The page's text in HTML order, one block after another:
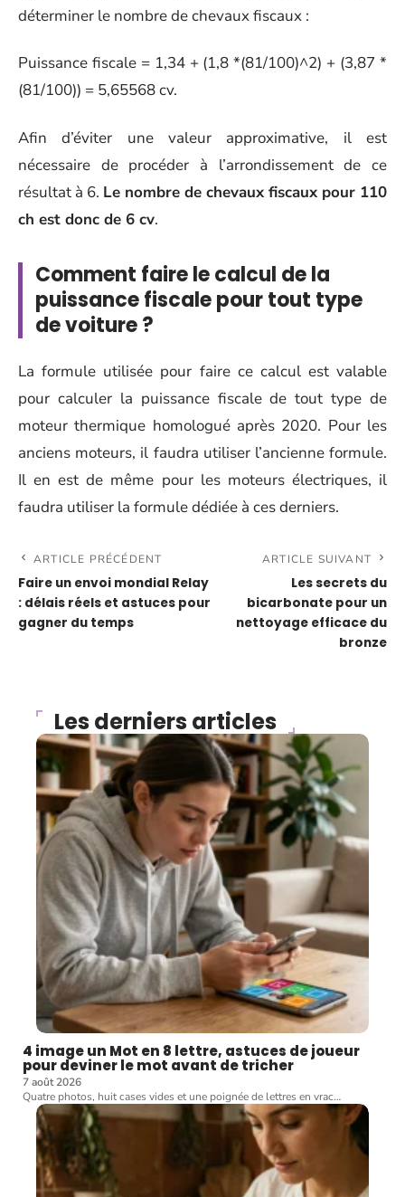
déterminer le nombre de chevaux fiscaux :
Puissance fiscale = 1,34 + (1,8 *(81/100)^2) + (3,87 *
(81/100)) = 5,65568 cv.
Afin d’éviter une valeur approximative, il est
nécessaire de procéder à l’arrondissement de ce
résultat à 6. Le nombre de chevaux fiscaux pour 110
ch est donc de 6 cv.
Comment faire le calcul de la
puissance fiscale pour tout type
de voiture ?
La formule utilisée pour faire ce calcul est valable
pour calculer la puissance fiscale de tout type de
moteur thermique homologué après 2020. Pour les
anciens moteurs, il faudra utiliser l’ancienne formule.
Il en est de même pour les moteurs électriques, il
faudra utiliser la formule dédiée à ces derniers.
ARTICLE PRÉCÉDENT
Faire un envoi mondial Relay
: délais réels et astuces pour
gagner du temps
ARTICLE SUIVANT
Les secrets du
bicarbonate pour un
nettoyage efficace du
bronze
Les derniers articles
4 image un Mot en 8 lettre, astuces de joueur
pour deviner le mot avant de tricher
7 août 2026
Quatre photos, huit cases vides et une poignée de lettres en vrac…